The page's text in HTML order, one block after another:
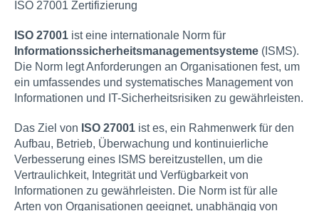
ISO 27001 Zertifizierung
ISO 27001ist eine internationale Norm für
Informationssicherheitsmanagementsysteme(ISMS).
Die Norm legt Anforderungen an Organisationen fest, um
ein umfassendes und systematisches Management von
Informationen und IT-Sicherheitsrisiken zu gewährleisten.
Das Ziel von ISO 27001ist es, ein Rahmenwerk für den
Aufbau, Betrieb, Überwachung und kontinuierliche
Verbesserung eines ISMS bereitzustellen, um die
Vertraulichkeit, Integrität und Verfügbarkeit von
Informationen zu gewährleisten. Die Norm ist für alle
Arten von Organisationen geeignet, unabhängig von